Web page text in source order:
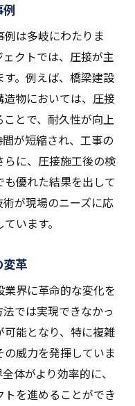
は多岐にわたりま
クトでは、圧接が主
。例えば、橋梁建設
物においては、圧接
とで、耐久性が向上
が短縮され、工事の
に、圧接施工後の検
優れた結果を出して
が現場のニーズに応
います。
革
界に革命的な変化を
では実現できなかっ
能となり、特に複雑
威力を発揮していま
体がより効率的に、
を進めることができ